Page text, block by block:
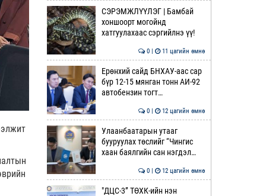
СЭРЭМЖЛҮҮЛЭГ | Бамбай
хоншоорт могойнд
хатгуулахаас сэргийлнэ үү!
0 | 11 цагийн өмнө
Ерөнхий сайд БНХАУ-аас сар
бүр 12-15 мянган тонн АИ-92
автобензин тогт…
0 | 12 цагийн өмнө
Улаанбаатарын утааг
бууруулах төслийг “Чингис
хаан баялгийн сан нэгдэл…
0 | 12 цагийн өмнө
"ДЦС-3” ТӨХК-ийн нэн